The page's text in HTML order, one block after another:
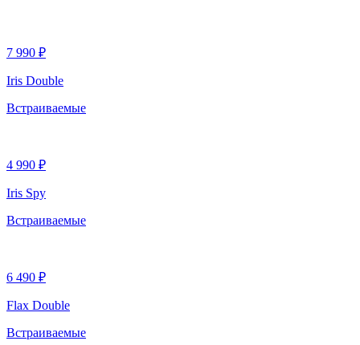
7 990 ₽
Iris Double
Встраиваемые
4 990 ₽
Iris Spy
Встраиваемые
6 490 ₽
Flax Double
Встраиваемые